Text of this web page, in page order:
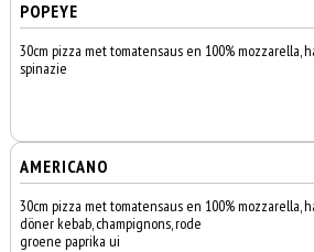
POPEYE
30cm pizza met tomatensaus en 100% mozzarella,
spinazie
AMERICANO
30cm pizza met tomatensaus en 100% mozzarella,
döner kebab, champignons, rode
groene paprika ui